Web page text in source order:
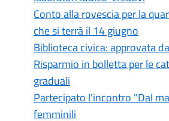
Conto alla rovescia per la
che si terrà il 14 giugno
Biblioteca civica: approvata
Risparmio in bolletta per le
graduali
Partecipato l'incontro "Dal
femminili